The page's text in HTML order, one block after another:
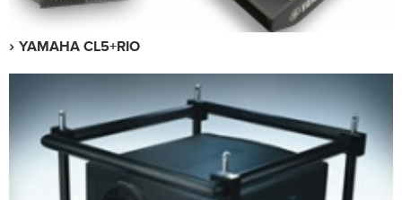
YAMAHA CL5+RIO